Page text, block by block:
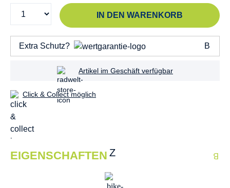
IN DEN WARENKORB
Extra Schutz?
Artikel im Geschäft verfügbar
Click & Collect möglich
EIGENSCHAFTEN